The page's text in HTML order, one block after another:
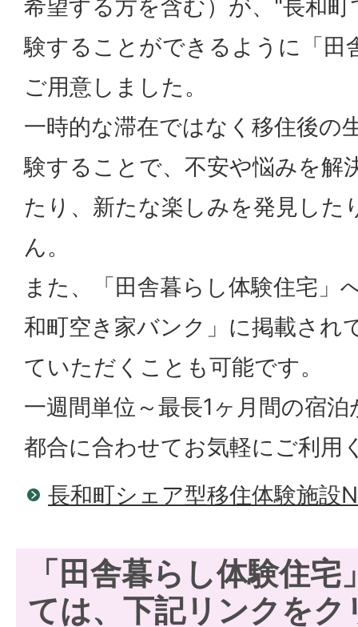
希望する方を含む）が、"長和
験することができるように「田
ご用意しました。
一時的な滞在ではなく移住後の
験することで、不安や悩みを解
たり、新たな楽しみを発見した
ん。
また、「田舎暮らし体験住宅」
和町空き家バンク」に掲載され
ていただくことも可能です。
一週間単位～最長1ヶ月間の宿
都合に合わせてお気軽にご利用
長和町シェア型移住体験施設
「田舎暮らし体験住
ては、下記リンクをク